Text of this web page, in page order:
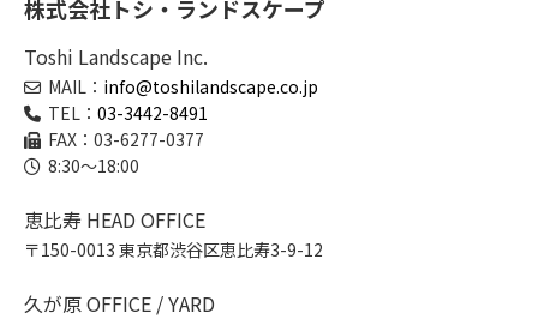
株式会社トシ・ランドスケープ
Toshi Landscape Inc.
MAIL： info@toshilandscape.co.jp
TEL： 03-3442-8491
FAX：03-6277-0377
8:30～18:00
恵比寿 HEAD OFFICE
〒150-0013 東京都渋谷区恵比寿3-9-12
久が原 OFFICE / YARD